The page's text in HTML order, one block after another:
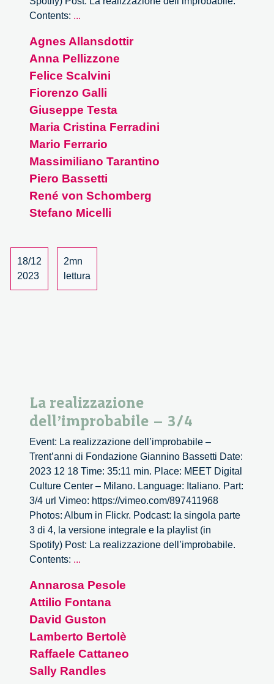
Contents: ...
dell’improbabile
–
4/4
Agnes Allansdottir
Anna Pellizzone
Felice Scalvini
Fiorenzo Galli
Giuseppe Testa
Maria Cristina Ferradini
Mario Ferrario
Massimiliano Tarantino
Piero Bassetti
René von Schomberg
Stefano Micelli
18/12
2023
2mn
lettura
La realizzazione
dell’improbabile – 3/4
Event: La realizzazione dell’improbabile –
Trent’anni di Fondazione Giannino Bassetti Date:
2023 12 18 Time: 35:11 min. Place: MEET Digital
Culture Center – Milano. Language: Italiano. Part:
3/4 url Vimeo: https://vimeo.com/897411968
Photos: Album in Flickr. Podcast: la singola parte
3 di 4, la versione integrale e la playlist (in
Spotify) Post: La realizzazione dell’improbabile.
Contents: ...
dell’improbabile
–
3/4
Annarosa Pesole
Attilio Fontana
David Guston
Lamberto Bertolè
Raffaele Cattaneo
Sally Randles